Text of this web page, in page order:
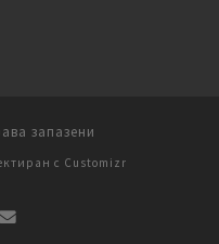
запазени
с Customizr